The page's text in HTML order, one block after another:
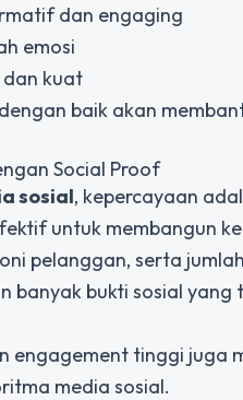
dan engaging
emosi
kuat
baik akan
Social Proof
sosial, kepercayaan
untuk membangun
pelanggan, serta
banyak bukti sosial
engagement tinggi juga
media sosial.